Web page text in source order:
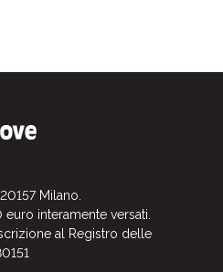
Milano.
interamente versati.
al Registro delle